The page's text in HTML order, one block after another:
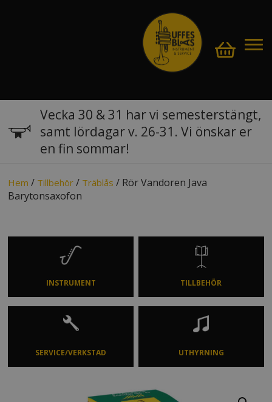
Vecka 30 & 31 har vi semesterstängt,
samt lördagar v. 26-31. Vi önskar er
en fin sommar!
Hem / Tillbehör / Träblås / Rör Vandoren Java
Barytonsaxofon
INSTRUMENT TILLBEHÖR
SERVICE/VERKSTAD UTHYRNING